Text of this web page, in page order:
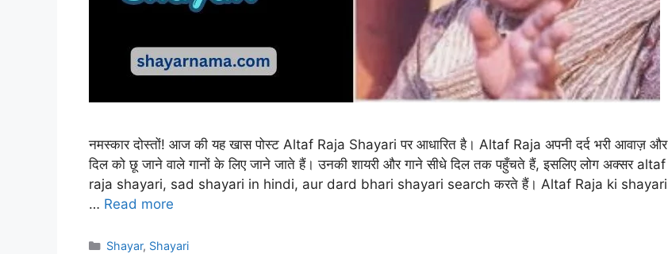
नमस्कार दोस्तों! आज की यह खास पोस्ट Altaf Raja Shayari पर आधारित है। Altaf Raja अपनी दर्द भरी आवाज़ और
दिल को छू जाने वाले गानों के लिए जाने जाते हैं। उनकी शायरी और गाने सीधे दिल तक पहुँचते हैं, इसलिए लोग अक्सर altaf
raja shayari, sad shayari in hindi, aur dard bhari shayari search करते हैं। Altaf Raja ki shayari
… Read more
Categories
Shayar, Shayari